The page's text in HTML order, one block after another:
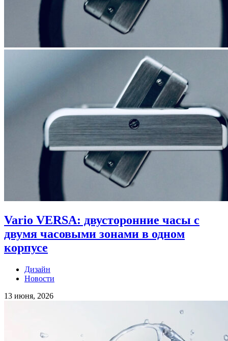
Vario VERSA: двусторонние часы с
двумя часовыми зонами в одном
корпусе
Дизайн
Новости
13 июня, 2026